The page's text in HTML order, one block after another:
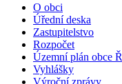
O obci
Úřední deska
Zastupitelstvo
Rozpočet
Územní plán obce
Vyhlášky
Výroční zprávy